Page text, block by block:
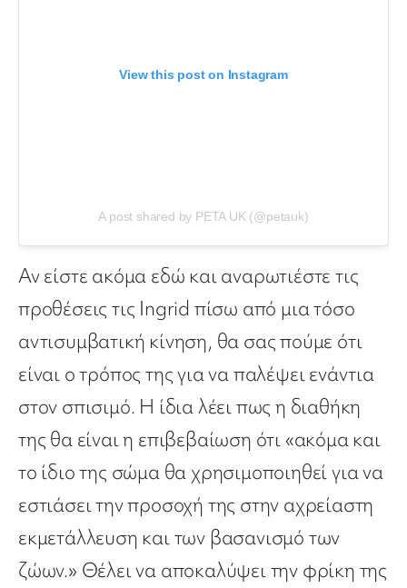
View this post on Instagram
A post shared by PETA UK (@petauk)
Αν είστε ακόμα εδώ και αναρωτιέστε τις
προθέσεις τις Ingrid πίσω από μια τόσο
αντισυμβατική κίνηση, θα σας πούμε ότι
είναι ο τρόπος της για να παλέψει ενάντια
στον σπισιμό. Η ίδια λέει πως η διαθήκη
της θα είναι η επιβεβαίωση ότι «ακόμα και
το ίδιο της σώμα θα χρησιμοποιηθεί για να
εστιάσει την προσοχή της στην αχρείαστη
εκμετάλλευση και των βασανισμό των
ζώων.» Θέλει να αποκαλύψει την φρίκη της